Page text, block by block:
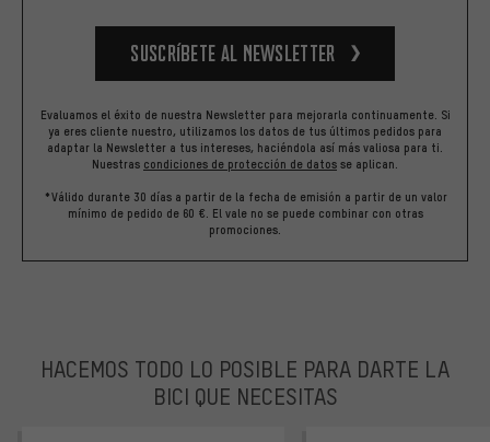
Suscríbete al newsletter
Evaluamos el éxito de nuestra Newsletter para mejorarla continuamente. Si
ya eres cliente nuestro, utilizamos los datos de tus últimos pedidos para
adaptar la Newsletter a tus intereses, haciéndola así más valiosa para ti.
Nuestras condiciones de protección de datos se aplican.
*Válido durante 30 días a partir de la fecha de emisión a partir de un valor
mínimo de pedido de 60 €. El vale no se puede combinar con otras
promociones.
HACEMOS TODO LO POSIBLE PARA DARTE LA
BICI QUE NECESITAS